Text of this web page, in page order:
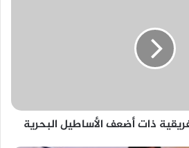
ذات أضعف الأساطيل البحرية